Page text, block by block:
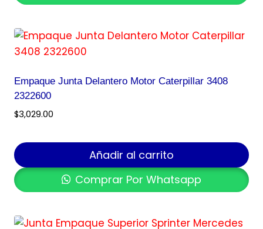
Empaque Junta Delantero Motor Caterpillar 3408
2322600
$3,029.00
Añadir al carrito
Comprar Por Whatsapp